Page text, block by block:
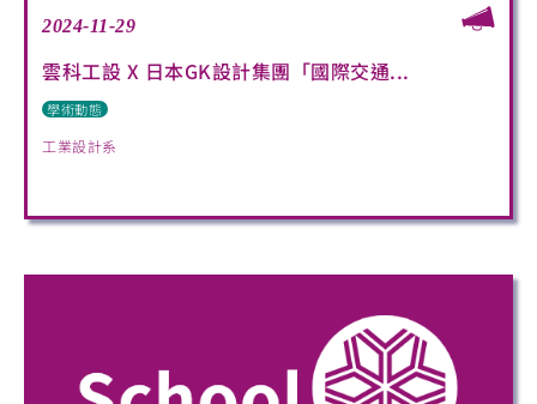
2024-11-29
雲科工設 X 日本GK設計集團「國際交通...
學術動態
工業設計系